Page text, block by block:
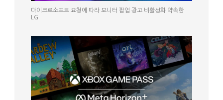
마이크로소프트 요청에 따라 모니터 팝업 광고 비활성화 약속한
LG